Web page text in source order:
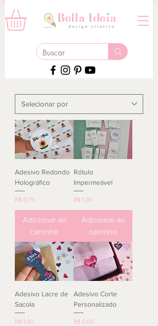
Adesivo Redondo
Holográfico
Preço
R$ 0,75
Adicionar ao
carrinho
Rótulo
Impermeável
Preço
R$ 1,00
Adicionar ao
carrinho
Adesivo Lacre de
Sacola
Preço
R$ 1,00
Adesivo Corte
Personalizado
Preço
R$ 0,60